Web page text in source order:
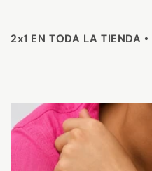
2x1 EN TODA LA TIENDA •